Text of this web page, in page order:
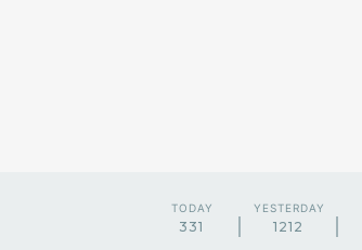
TODAY
331
YESTERDAY
1212